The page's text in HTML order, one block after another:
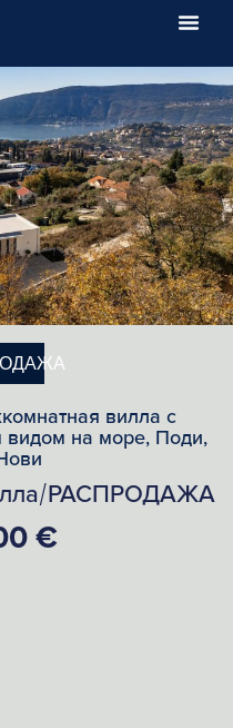
вилла с
на море, Поди,
/РАСПРОДАЖА
€